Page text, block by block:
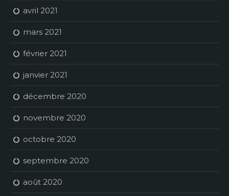
avril 2021
mars 2021
février 2021
janvier 2021
décembre 2020
novembre 2020
octobre 2020
septembre 2020
août 2020